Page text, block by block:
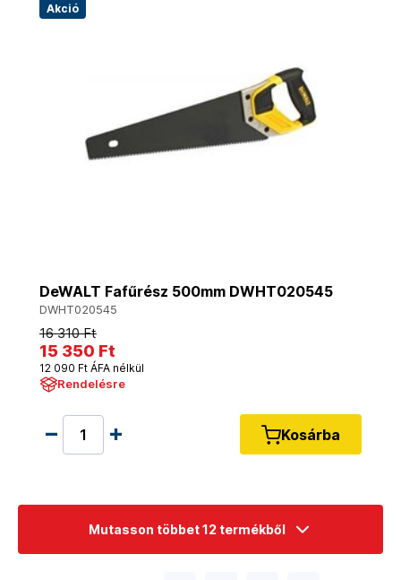
Akció
DeWALT Fafűrész 500mm DWHT020545
DWHT020545
16 310 Ft
15 350 Ft
12 090 Ft ÁFA nélkül
Rendelésre
Kosárba
Mutasson többet 12 termékből